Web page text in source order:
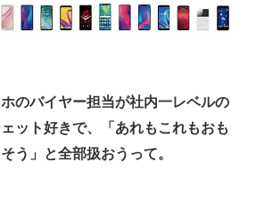
のバイヤー担当が社内一レベルの
ット好きで、「あれもこれもおも
う」と全部扱おうって。